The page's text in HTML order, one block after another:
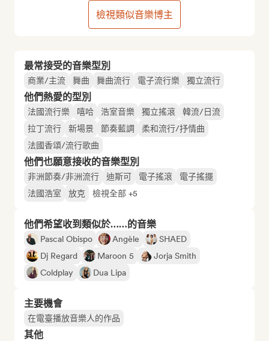
最常接受的音樂型別
商業/主流 舞曲 舞曲流行 電子流行樂 獨立流行
他們熱愛的型別
法國流行樂 嘻哈 浩室音樂 獨立搖滾
韓流/日流
拉丁流行
新場景 節奏藍調
柔和流行/抒情曲
法國香頌/流行歌曲
他們也願意接收的音樂型別
非洲節奏/非洲流行 迪斯可 電子搖滾
電子搖擺
法國浩室
放克 檢視全部 +5
他們希望收到類似於……的音樂
Pascal Obispo Angèle
SHAED
Dj Regard
Maroon 5
Jorja Smith
Coldplay
Dua Lipa
主要機會
在電臺播放音樂人的作品
其他
檢視類似音樂博主